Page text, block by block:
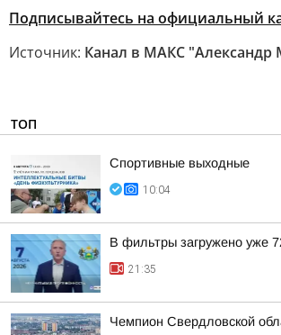
Подписывайтесь на официальный
Источник: Канал в МАКС "Александр
ТОП
Спортивные выходные
10:04
В фильтры загружено уже
21:35
Чемпион Свердловской